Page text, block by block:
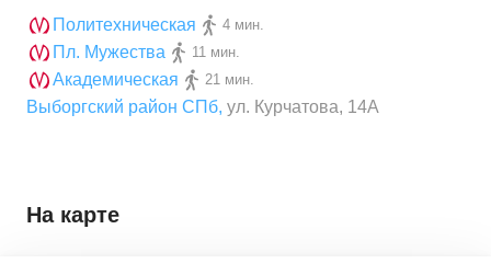
Политехническая 4 мин.
Пл. Мужества 11 мин.
Академическая 21 мин.
Выборгский район СПб, ул. Курчатова, 14А
На карте